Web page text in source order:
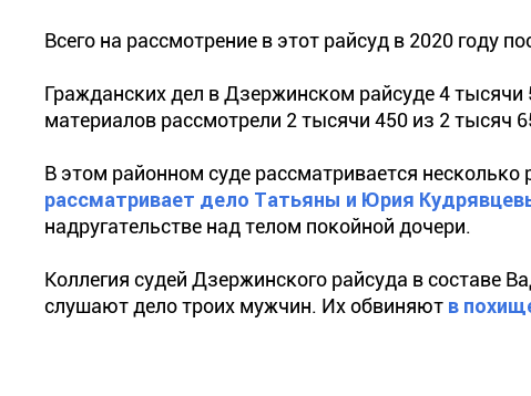
Всего на рассмотрение в этот райсуд в 2020 году
Гражданских дел в Дзержинском райсуде 4
материалов рассмотрели 2 тысячи 450 из 2 тысяч
В этом районном суде рассматривается
рассматривает дело Татьяны и Юрия
надругательстве над телом покойной дочери.
Коллегия судей Дзержинского райсуда в составе
слушают дело троих мужчин. Их обвиняют в